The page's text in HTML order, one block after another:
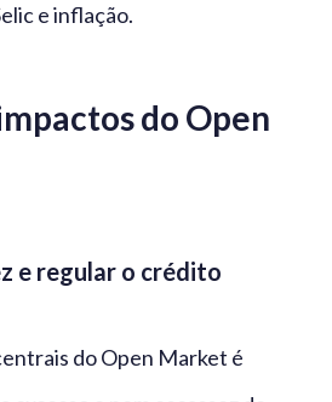
e inflação.
do Open
e regular o crédito
do Open Market é